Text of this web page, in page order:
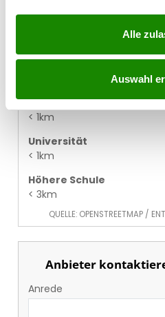
Alle
Auswahl
Schule
Kindergarten
< 1km
Universität
< 1km
Höhere Schule
< 3km
QUELLE: OPENSTREETMAP /
Anbieter
Anrede